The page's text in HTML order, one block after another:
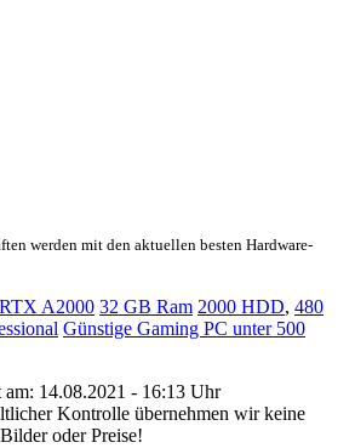
werden mit den aktuellen besten Hardware-
RTX A2000 32 GB Ram 2000 HDD, 480
Günstige Gaming PC unter 500
am: 14.08.2021 - 16:13 Uhr
Kontrolle übernehmen wir keine
oder Preise!